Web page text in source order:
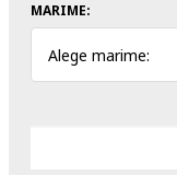
MARIME:
Alege marime: